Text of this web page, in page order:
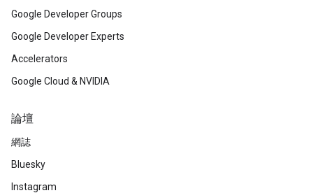
Google Developer Groups
Google Developer Experts
Accelerators
Google Cloud & NVIDIA
論壇
網誌
Bluesky
Instagram